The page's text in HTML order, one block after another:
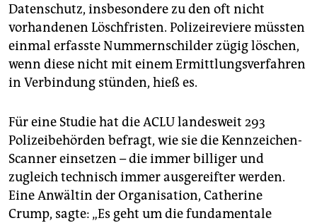
Datenschutz, insbesondere zu den oft nicht
vorhandenen Löschfristen. Polizeireviere müssten
einmal erfasste Nummernschilder zügig löschen,
wenn diese nicht mit einem Ermittlungsverfahren
in Verbindung stünden, hieß es.
Für eine Studie hat die ACLU landesweit 293
Polizeibehörden befragt, wie sie die Kennzeichen-
Scanner einsetzen – die immer billiger und
zugleich technisch immer ausgereifter werden.
Eine Anwältin der Organisation, Catherine
Crump, sagte: „Es geht um die fundamentale